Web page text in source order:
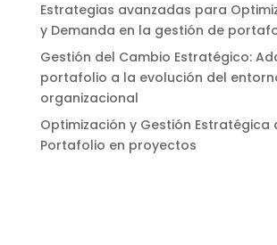
Estrategias avanzadas para
y Demanda en la gestión de
Gestión del Cambio Estratégico:
portafolio a la evolución del
organizacional
Optimización y Gestión Estratégica
Portafolio en proyectos